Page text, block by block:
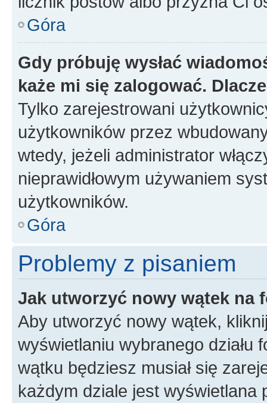
Góra
Gdy próbuję wysłać
każe mi się zalogować.
Tylko zarejestrowani
użytkowników przez
wtedy, jeżeli administrator
nieprawidłowym używaniem
użytkowników.
Góra
Problemy z pisaniem
Jak utworzyć nowy wątek na
Aby utworzyć nowy wątek,
wyświetlaniu wybranego działu
wątku będziesz musiał się
każdym dziale jest wyświetlana